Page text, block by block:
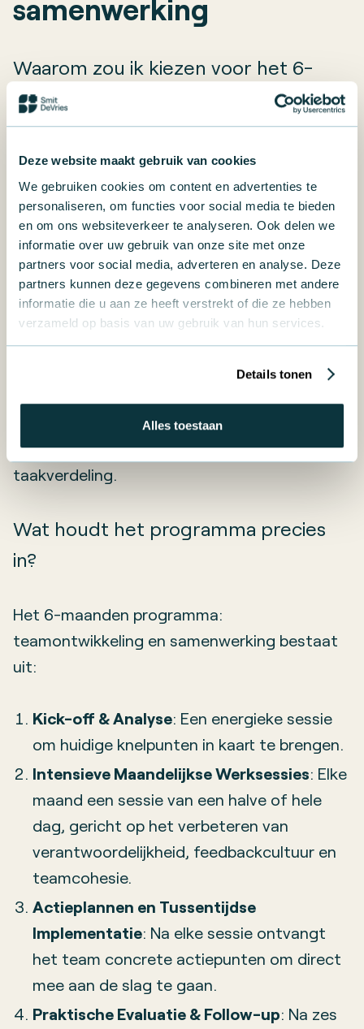
Deze website maakt gebruik van cookies
We gebruiken cookies om content en advertenties te
personaliseren, om functies voor social media te bieden
en om ons websiteverkeer te analyseren. Ook delen we
informatie over uw gebruik van onze site met onze
partners voor social media, adverteren en analyse. Deze
partners kunnen deze gegevens combineren met andere
informatie die u aan ze heeft verstrekt of die ze hebben
verzameld op basis van uw gebruik van hun services.
Details tonen
Alles toestaan
samenwerking
Waarom zou ik kiezen voor het 6-
maanden programma:
teamontwikkeling en samenwerking
van SmitDeVries?
Het 6-maanden programma:
teamontwikkeling en samenwerking is een
intensieve, snelle interventieontworpen om
teams die met specifieke uitdagingen
worstelensnel weer op de rails te krijgen. In
plaats van langdurige trajecten biedt dit
programma gerichte oplossingen die direct in
teams die snel resultaat willen zien in
samenwerking, communicatie en
taakverdeling.
Wat houdt het programma precies
in?
Het 6-maanden programma:
teamontwikkeling en samenwerking bestaat
uit:
Kick-off & Analyse: Een energieke sessie
om huidige knelpunten in kaart te brengen.
Intensieve Maandelijkse Werksessies: Elke
maand een sessie van een halve of hele
dag, gericht op het verbeteren van
verantwoordelijkheid, feedbackcultuur en
teamcohesie.
Actieplannen en Tussentijdse
Implementatie: Na elke sessie ontvangt
het team concrete actiepunten om direct
mee aan de slag te gaan.
Praktische Evaluatie & Follow-up: Na zes